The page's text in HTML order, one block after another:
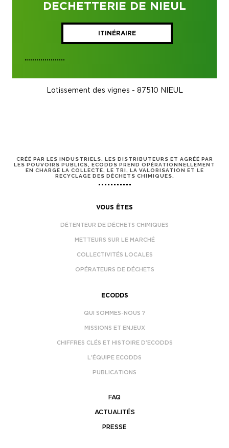
DECHETTERIE DE NIEUL
ITINÉRAIRE
Lotissement des vignes - 87510 NIEUL
CRÉÉ PAR LES INDUSTRIELS, LES DISTRIBUTEURS ET AGRÉÉ PAR
LES POUVOIRS PUBLICS, ECODDS PREND OPÉRATIONNELLEMENT
EN CHARGE LA COLLECTE, LE TRI, LA VALORISATION ET LE
RECYCLAGE DES DÉCHETS CHIMIQUES.
VOUS ÊTES
DÉTENTEUR DE DÉCHETS CHIMIQUES
METTEURS SUR LE MARCHÉ
COLLECTIVITÉS LOCALES
OPÉRATEURS DE DÉCHETS
ECODDS
QUI SOMMES-NOUS ?
MISSIONS ET ENJEUX
CHIFFRES CLÉS ET HISTOIRE D’ECODDS
L’ÉQUIPE ECODDS
PUBLICATIONS
FAQ
ACTUALITÉS
PRESSE